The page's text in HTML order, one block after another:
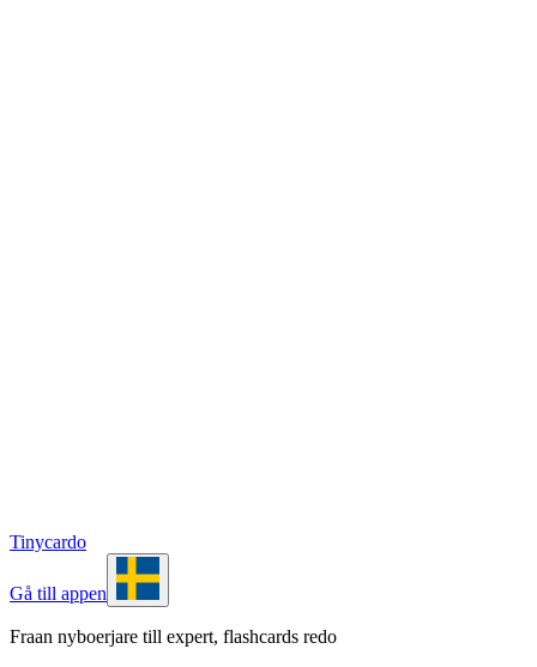
Tinycardo
Gå till appen
Fraan nyboerjare till expert, flashcards redo